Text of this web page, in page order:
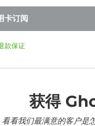
卡订阅
款保证
获得
看看我们最满意的客户是